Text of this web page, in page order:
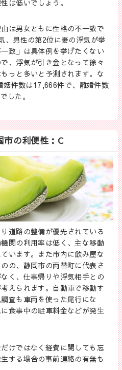
は低いでしょう。
は男女ともに性格の不一致で
、男性の第2位に妻の浮気が挙
致」は具体例を挙げたくない
、浮気が引き金となって徐々
っと多いと予測されます。な
姻件数は17,666件で、離婚件数
した。
市の利便性：C
道路の整備が優先されている
関の利用率は低く、主な移動
います。また市内に飲み屋な
の、静岡市の両替町に代表さ
く、仕事帰りや浮気相手との
えられます。自動車で移動す
査も車両を使った尾行にな
食事中の駐車料金などが発生
けではなく経費に関しても忘
する場合の事前連絡の有無も